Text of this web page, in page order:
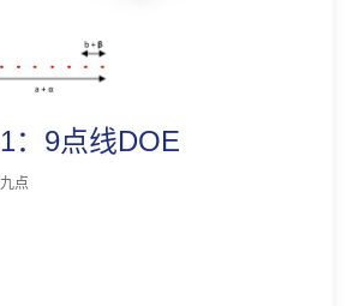
1：9点线DOE
九点